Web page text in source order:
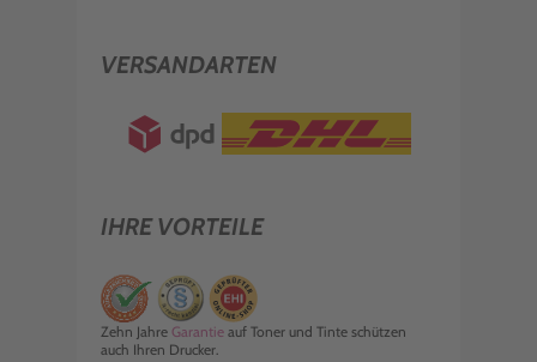
VERSANDARTEN
IHRE VORTEILE
Zehn Jahre Garantie auf Toner und Tinte schützen
auch Ihren Drucker.